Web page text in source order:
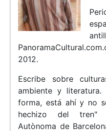
2012.
Escribe sobre
ambiente y
forma, está ahí y no
hechizo del tren"
Autònoma de